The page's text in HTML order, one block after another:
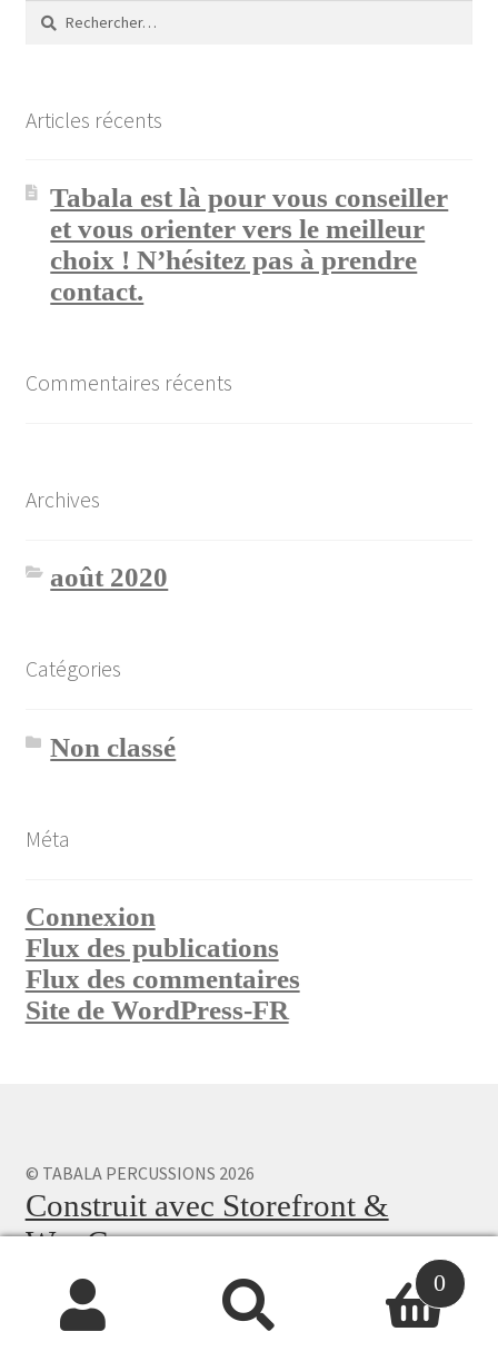
Rechercher :
Articles récents
Tabala est là pour vous conseiller
et vous orienter vers le meilleur
choix ! N’hésitez pas à prendre
contact.
Commentaires récents
Archives
août 2020
Catégories
Non classé
Méta
Connexion
Flux des publications
Flux des commentaires
Site de WordPress-FR
© TABALA PERCUSSIONS 2026
Construit avec Storefront &
WooCommerce
0